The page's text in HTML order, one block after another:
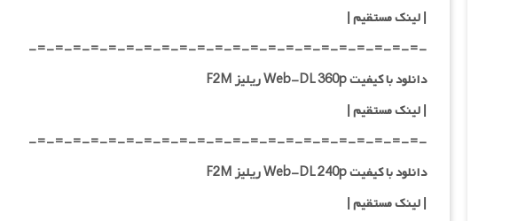
|لینک مستقیم|
-=-=-=-=-=-=-=-=-=-=-=-=-=-=-=-=-=-=-=-=-=-=-
دانلود با کیفیت Web-DL 360p ریلیز F2M
| لینک مستقیم|
-=-=-=-=-=-=-=-=-=-=-=-=-=-=-=-=-=-=-=-=-=-=-
دانلود با کیفیت Web-DL 240p ریلیز F2M
| لینک مستقیم|